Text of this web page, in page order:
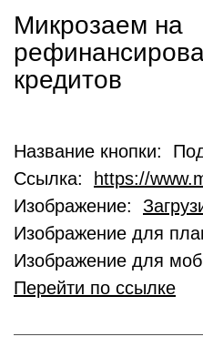
Микрозаем на
кредитов
Название кнопки:
Ссылка:
https://
Изображение:
Изображение для
Изображение для
Перейти по ссылке